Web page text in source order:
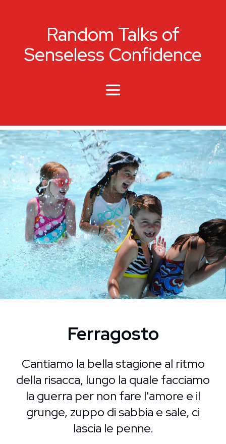
Random Talks of
Senseless Confidence
Ferragosto
Cantiamo la bella stagione al ritmo
della risacca, lungo la quale facciamo
la guerra per non fare l'amore e il
grunge, zuppo di sabbia e sale, ci
lascia le penne.